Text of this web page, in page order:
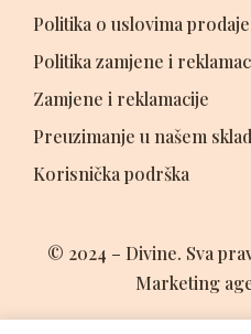
Politika o uslovima prodaje
Politika zamjene i
Zamjene i reklamacije
Preuzimanje u našem
Korisnička podrška
© 2024 – Divine. Sva
Marketing